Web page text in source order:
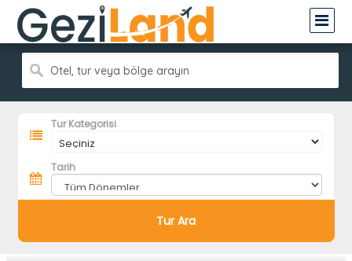
Otel, tur veya bölge arayın
Tur Kategorisi
Tarih
Tur Ara